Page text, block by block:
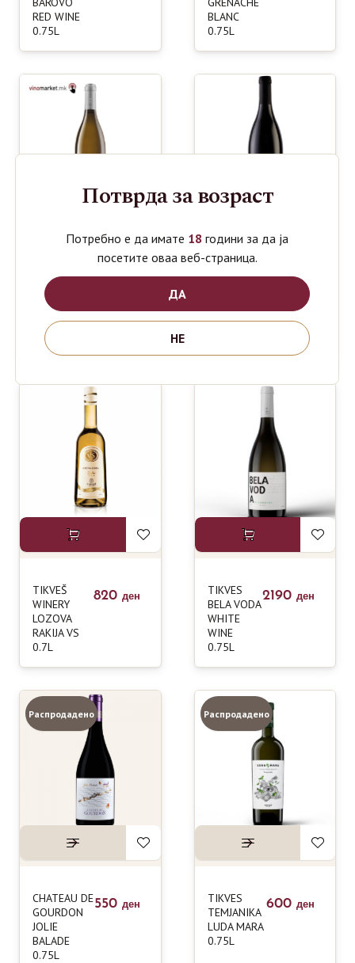
RED WINE
0.75L
BLANC
0.75L
TIKVES
BAROVO
SAUVIGNON
BLANC
0.75L
RED WINE
0.75L
ден
TIKVEŠ
WINERY
LOZOVA
RAKIJA VS
0.7L
820 ден
TIKVES
BELA VODA
WHITE
WINE
0.75L
2190 ден
Распродадено
CHATEAU DE
GOURDON
JOLIE
BALADE
0.75L
550 ден
Распродадено
TIKVES
TEMJANIKA
LUDA MARA
0.75L
600 ден
Потврда за возраст
Потребно е да имате 18 години за да ја
посетите оваа веб-страница.
ДА
НЕ